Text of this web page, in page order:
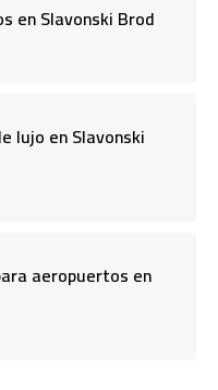
en Slavonski Brod
lujo en Slavonski
aeropuertos en